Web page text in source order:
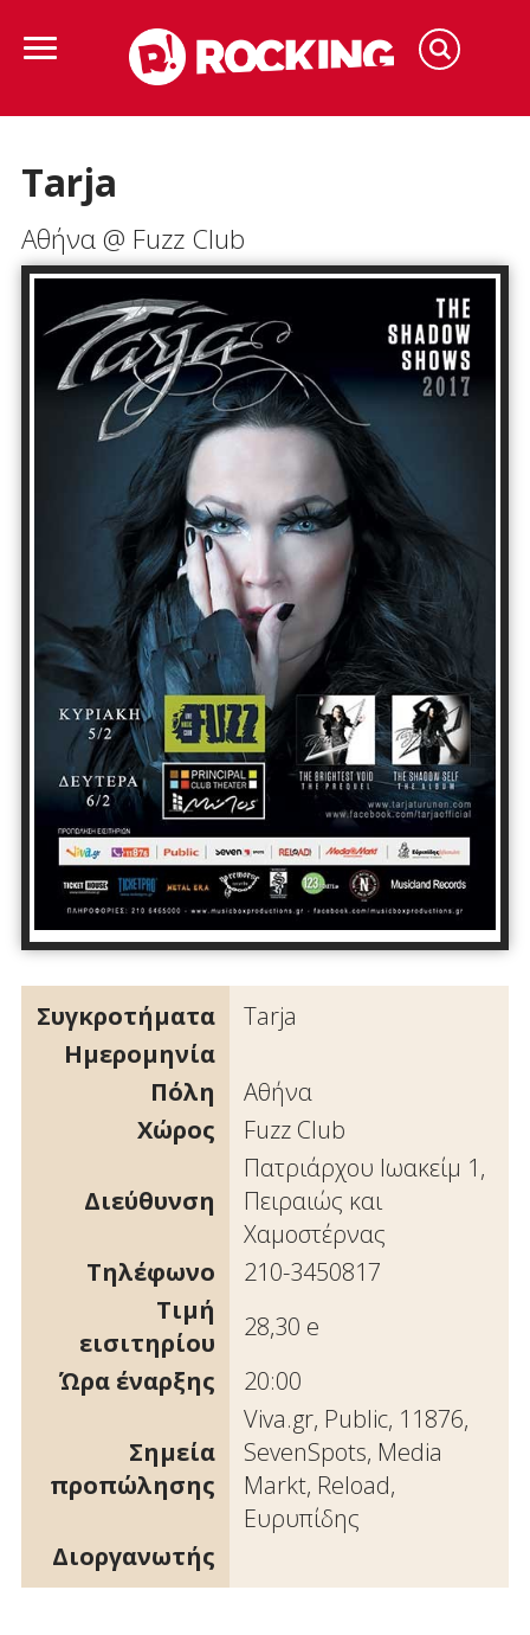
Tarja
Αθήνα @ Fuzz Club
Συγκροτήματα
Tarja
Ημερομηνία
Πόλη
Αθήνα
Χώρος
Fuzz Club
Διεύθυνση
Πατριάρχου Ιωακείμ 1,
Πειραιώς και
Χαμοστέρνας
Τηλέφωνο
210-3450817
Τιμή
εισιτηρίου
28,30 e
Ώρα έναρξης
20:00
Σημεία
προπώλησης
Viva.gr, Public, 11876,
SevenSpots, Media
Markt, Reload,
Ευρυπίδης
Διοργανωτής